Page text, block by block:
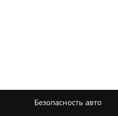
Безопасность авто